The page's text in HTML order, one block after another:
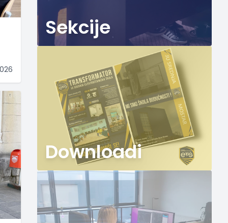
Sekcije
Downloadi